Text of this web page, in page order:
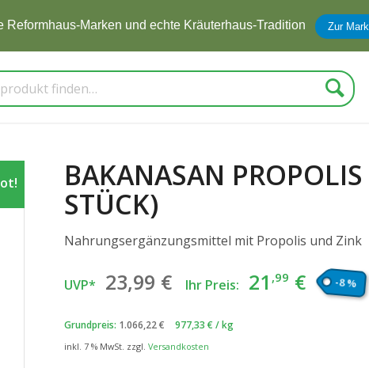
Reformhaus-Marken und echte Kräuterhaus-Tradition Zur
Suche
BAKANASAN
STÜCK)
Nahrungsergänzungsmittel mit Propolis und Zink
UVP* 23,99 € Ursprünglicher
Preis
war:
23 ,99€
Ihr Preis: 21 ,99 €
Preis
-8 %
Grundpreis: 1.066,22€ 977,33 € /kg
inkl. 7 % MwSt. zzgl. Versandkosten